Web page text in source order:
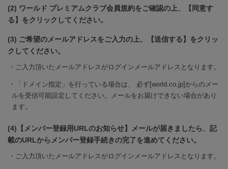
(2) ワールド プレミアムクラブ会員規約をご確認の上、【同意す
る】をクリックしてください。
(3) ご希望のメールアドレスをご入力の上、【送信する】をクリッ
クしてください。
ご入力頂いたメールアドレスがログインメールアドレスとなります。
「ドメイン指定」を行っている場合は、 必ず[world.co.jp]からのメー
ルを受信可能設定してください。メールをお届けできない場合があり
ます。
(4)【メンバー登録用URLのお知らせ】メールが届きましたら、記
載のURLからメンバー登録手続きの完了を進めてください。
ご入力頂いたメールアドレスがログインメールアドレスとなります。